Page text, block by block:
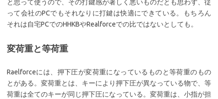
と思って使うので、その打鍵感が著しく悪いものだとも思わず、従
って会社のPCでもそれなりに打鍵は快適にできている。もちろん
それは自宅PCでのHHKBやRealforceでの比ではないとしても。
変荷重と等荷重
Raelforceには、押下圧が変荷重になっているものと等荷重のもの
とがある。変荷重とは、キーにより押下圧が異なっている物で、等
荷重は全てのキーが同じ押下圧になっている。変荷重は、小指が担